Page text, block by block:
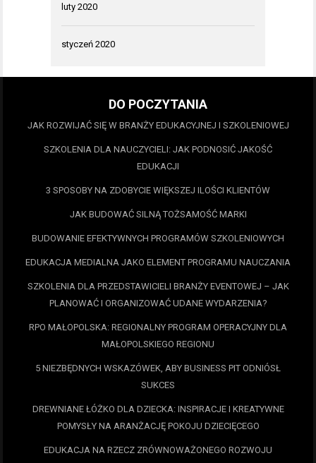
luty 2020
styczeń 2020
DO POCZYTANIA
JAK ROZWIJAĆ SIĘ W BRANŻY EDUKACYJNEJ I SZKOLENIOWEJ
SZKOLENIA DLA NAUCZYCIELI: JAK PODNOSIĆ JAKOŚĆ
EDUKACJI
3 SPOSOBY NA ZDOBYCIE WIĘKSZEJ ILOŚCI KLIENTÓW
JAK BUDOWAĆ SILNĄ TOŻSAMOŚĆ MARKI
BUDOWANIE EFEKTYWNYCH PROGRAMÓW SZKOLENIOWYCH
EDUKACJA MEDIALNA JAKO ELEMENT PROGRAMU NAUCZANIA
SZKOLENIA DLA PRZEDSTAWICIELI BRANŻY EVENTOWEJ – JAK
PLANOWAĆ I ORGANIZOWAĆ UDANE WYDARZENIA?
RPO MAŁOPOLSKA: REGIONALNY PROGRAM OPERACYJNY DLA
MAŁOPOLSKIEGO REGIONU
5 NIEZBĘDNYCH WSKAZÓWEK, ABY BUSINESS PIT ODNIÓSŁ
SUKCES
DREWNIANE ŁÓŻKO DLA DZIECKA: INSPIRACJE I KREATYWNE
POMYSŁY NA ARANŻACJĘ POKOJU DZIECIĘCEGO
EDUKACJA NA RZECZ ZRÓWNOWAŻONEGO ROZWOJU